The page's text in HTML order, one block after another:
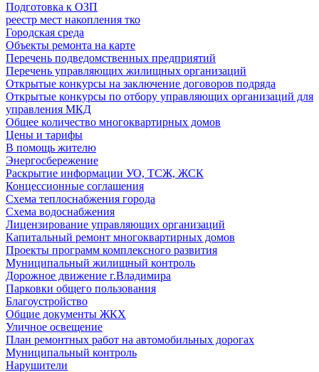
Подготовка к ОЗП
реестр мест накопления тко
Городская среда
Объекты ремонта на карте
Перечень подведомственных предприятий
Перечень управляющих жилищных организаций
Открытые конкурсы на заключение договоров подряда
Открытые конкурсы по отбору управляющих организаций для
управления МКД
Общее количество многоквартирных домов
Цены и тарифы
В помощь жителю
Энергосбережение
Раскрытие информации УО, ТСЖ, ЖСК
Концессионные соглашения
Схема теплоснабжения города
Схема водоснабжения
Лицензирование управляющих организаций
Капитальный ремонт многоквартирных домов
Проекты программ комплексного развития
Муниципальный жилищный контроль
Дорожное движение г.Владимира
Парковки общего пользования
Благоустройство
Общие документы ЖКХ
Уличное освещение
План ремонтных работ на автомобильных дорогах
Муниципальный контроль
Нарушители